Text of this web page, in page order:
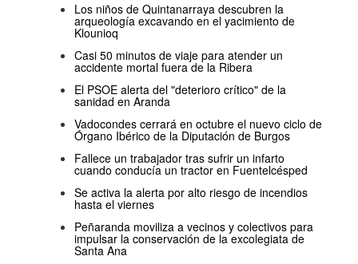
Los niños de Quintanarraya descubren la
arqueología excavando en el yacimiento de
Klounioq
Casi 50 minutos de viaje para atender un
accidente mortal fuera de la Ribera
El PSOE alerta del "deterioro crítico" de la
sanidad en Aranda
Vadocondes cerrará en octubre el nuevo ciclo de
Órgano Ibérico de la Diputación de Burgos
Fallece un trabajador tras sufrir un infarto
cuando conducía un tractor en Fuentelcésped
Se activa la alerta por alto riesgo de incendios
hasta el viernes
Peñaranda moviliza a vecinos y colectivos para
impulsar la conservación de la excolegiata de
Santa Ana